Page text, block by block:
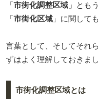
「 市街化調整区域 」とも
「 市街化区域 」に関して
言葉として、そしてそれ
ずはよく理解しておきまし
市街化調整区域とは